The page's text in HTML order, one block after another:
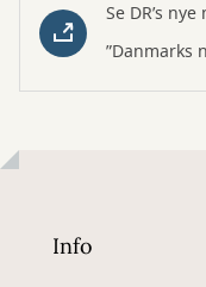
Se DR’s
”Danmarks
Info